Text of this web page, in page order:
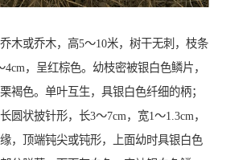
木或乔木，高5～10米，树干无刺，枝条
4cm，呈红棕色。幼枝密被银白色鳞片，
褐色。单叶互生，具银白色纤细的柄；
圆状披针形，长3～7cm，宽1～1.3cm，
，顶端钝尖或钝形，上面幼时具银白色